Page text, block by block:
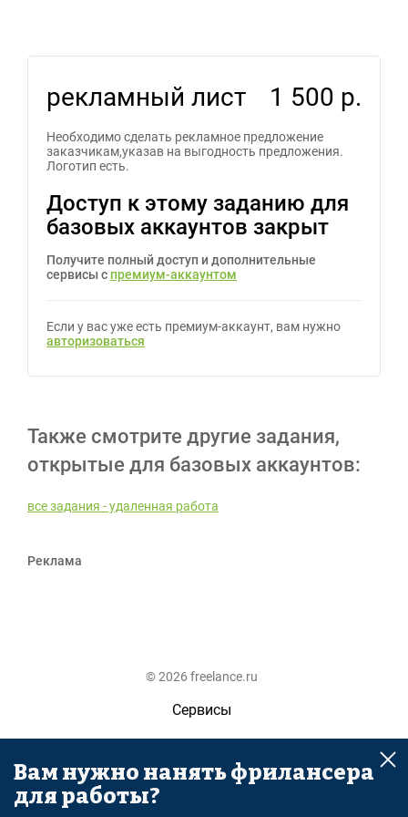
рекламный лист 1 500 р.
Необходимо сделать рекламное предложение
заказчикам,указав на выгодность предложения.
Логотип есть.
Доступ к этому заданию для
базовых аккаунтов закрыт
Получите полный доступ и дополнительные
сервисы с премиум-аккаунтом
Если у вас уже есть премиум-аккаунт, вам нужно
авторизоваться
Также смотрите другие задания,
открытые для базовых аккаунтов:
все задания - удаленная работа
Реклама
© 2026 freelance.ru
Сервисы
Помощь
Поиск
Вам нужно нанять фрилансера
для работы?